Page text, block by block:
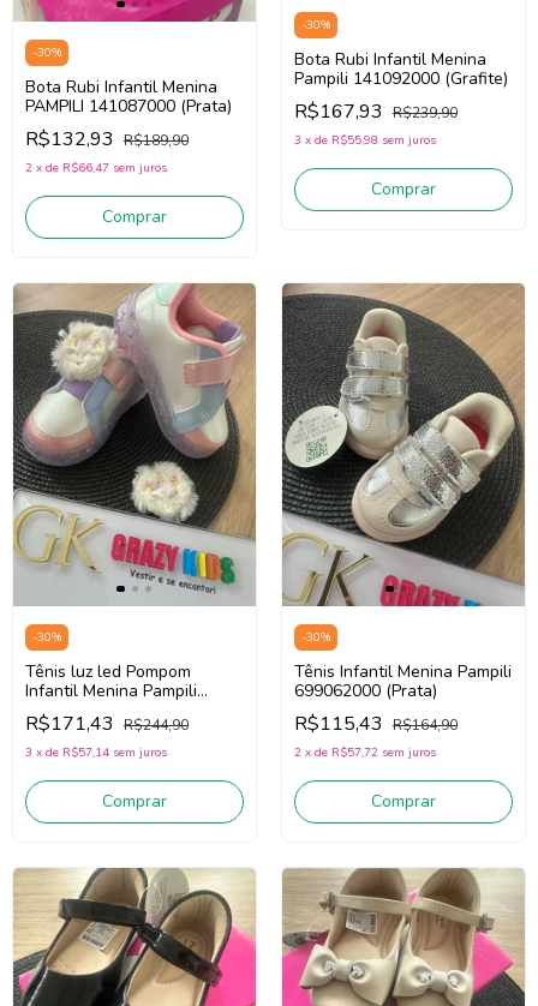
-30%
Bota Rubi Infantil Menina
PAMPILI 141087000 (Prata)
R$132,93 R$189,90
2 x de R$66,47 sem juros
Comprar
-30%
Bota Rubi Infantil Menina
Pampili 141092000 (Grafite)
R$167,93 R$239,90
3 x de R$55,98 sem juros
Comprar
-30%
Tênis luz led Pompom
Infantil Menina Pampili
483034000 (branco /azul e
rosa)
R$171,43 R$244,90
3 x de R$57,14 sem juros
Comprar
-30%
Tênis Infantil Menina Pampili
699062000 (Prata)
R$115,43 R$164,90
2 x de R$57,72 sem juros
Comprar